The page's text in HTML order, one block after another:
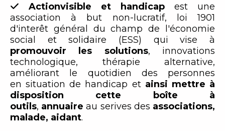
 Actionvisible et handicap est une
association à but non-lucratif, loi 1901
d'interêt général du champ de l'économie
social et solidaire (ESS) qui vise à
promouvoir les solutions, innovations
technologique, thérapie alternative,
améliorant le quotidien des personnes
en situation de handicap et ainsi mettre à
disposition cette boîte à
outils, annuaire au serives des associations,
malade, aidant.